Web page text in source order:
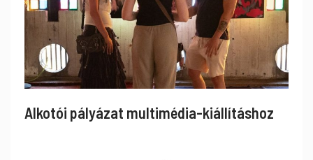
Alkotói pályázat multimédia-kiállításhoz